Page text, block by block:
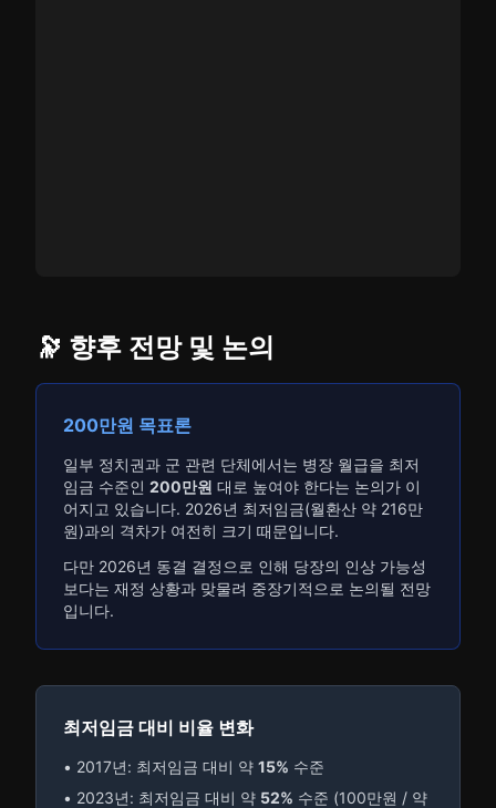
🔭 향후 전망 및 논의
200만원 목표론
일부 정치권과 군 관련 단체에서는 병장 월급을 최저
임금 수준인 200만원 대로 높여야 한다는 논의가 이
어지고 있습니다. 2026년 최저임금(월환산 약 216만
원)과의 격차가 여전히 크기 때문입니다.
다만 2026년 동결 결정으로 인해 당장의 인상 가능성
보다는 재정 상황과 맞물려 중장기적으로 논의될 전망
입니다.
최저임금 대비 비율 변화
• 2017년: 최저임금 대비 약 15% 수준
• 2023년: 최저임금 대비 약 52% 수준 (100만원 / 약